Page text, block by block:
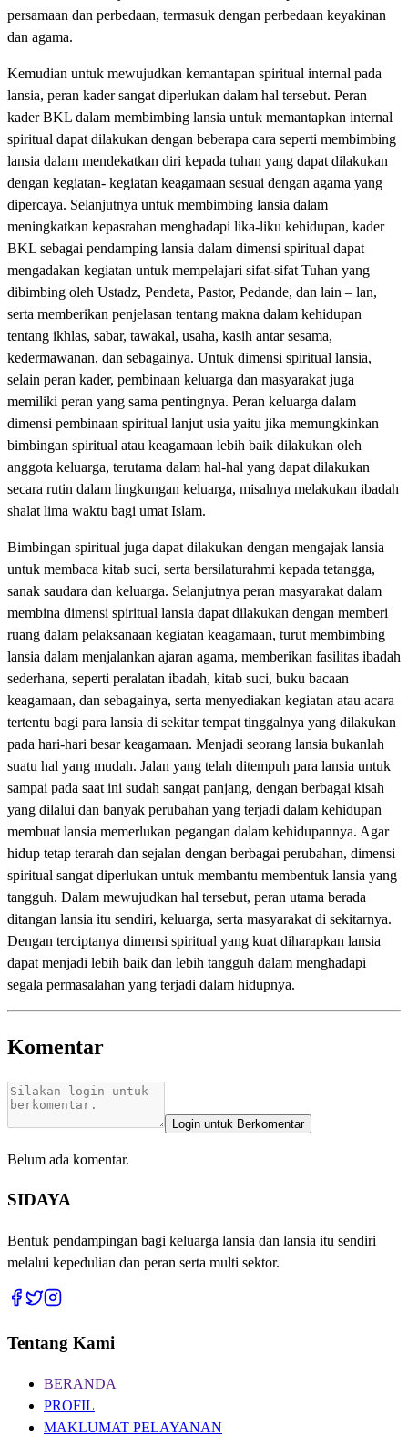
persamaan dan perbedaan, termasuk dengan perbedaan keyakinan
dan agama.
Kemudian untuk mewujudkan kemantapan spiritual internal pada
lansia, peran kader sangat diperlukan dalam hal tersebut. Peran
kader BKL dalam membimbing lansia untuk memantapkan internal
spiritual dapat dilakukan dengan beberapa cara seperti membimbing
lansia dalam mendekatkan diri kepada tuhan yang dapat dilakukan
dengan kegiatan- kegiatan keagamaan sesuai dengan agama yang
dipercaya. Selanjutnya untuk membimbing lansia dalam
meningkatkan kepasrahan menghadapi lika-liku kehidupan, kader
BKL sebagai pendamping lansia dalam dimensi spiritual dapat
mengadakan kegiatan untuk mempelajari sifat-sifat Tuhan yang
dibimbing oleh Ustadz, Pendeta, Pastor, Pedande, dan lain – lan,
serta memberikan penjelasan tentang makna dalam kehidupan
tentang ikhlas, sabar, tawakal, usaha, kasih antar sesama,
kedermawanan, dan sebagainya. Untuk dimensi spiritual lansia,
selain peran kader, pembinaan keluarga dan masyarakat juga
memiliki peran yang sama pentingnya. Peran keluarga dalam
dimensi pembinaan spiritual lanjut usia yaitu jika memungkinkan
bimbingan spiritual atau keagamaan lebih baik dilakukan oleh
anggota keluarga, terutama dalam hal-hal yang dapat dilakukan
secara rutin dalam lingkungan keluarga, misalnya melakukan ibadah
shalat lima waktu bagi umat Islam.
Bimbingan spiritual juga dapat dilakukan dengan mengajak lansia
untuk membaca kitab suci, serta bersilaturahmi kepada tetangga,
sanak saudara dan keluarga. Selanjutnya peran masyarakat dalam
membina dimensi spiritual lansia dapat dilakukan dengan memberi
ruang dalam pelaksanaan kegiatan keagamaan, turut membimbing
lansia dalam menjalankan ajaran agama, memberikan fasilitas ibadah
sederhana, seperti peralatan ibadah, kitab suci, buku bacaan
keagamaan, dan sebagainya, serta menyediakan kegiatan atau acara
tertentu bagi para lansia di sekitar tempat tinggalnya yang dilakukan
pada hari-hari besar keagamaan. Menjadi seorang lansia bukanlah
suatu hal yang mudah. Jalan yang telah ditempuh para lansia untuk
sampai pada saat ini sudah sangat panjang, dengan berbagai kisah
yang dilalui dan banyak perubahan yang terjadi dalam kehidupan
membuat lansia memerlukan pegangan dalam kehidupannya. Agar
hidup tetap terarah dan sejalan dengan berbagai perubahan, dimensi
spiritual sangat diperlukan untuk membantu membentuk lansia yang
tangguh. Dalam mewujudkan hal tersebut, peran utama berada
ditangan lansia itu sendiri, keluarga, serta masyarakat di sekitarnya.
Dengan terciptanya dimensi spiritual yang kuat diharapkan lansia
dapat menjadi lebih baik dan lebih tangguh dalam menghadapi
segala permasalahan yang terjadi dalam hidupnya.
Komentar
Login untuk Berkomentar
Belum ada komentar.
SIDAYA
Bentuk pendampingan bagi keluarga lansia dan lansia itu sendiri
melalui kepedulian dan peran serta multi sektor.
Tentang Kami
BERANDA
PROFIL
MAKLUMAT PELAYANAN